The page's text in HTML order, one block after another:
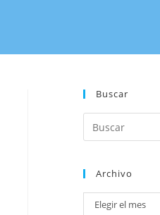
Buscar
Archivo
Elegir el mes